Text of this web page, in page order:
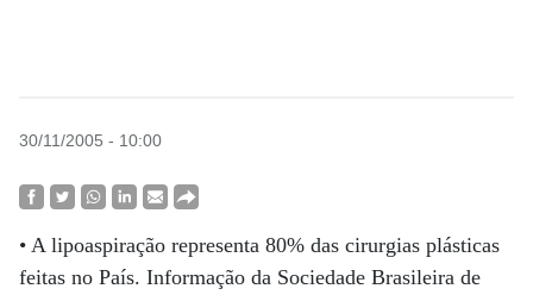
30/11/2005 - 10:00
• A lipoaspiração representa 80% das cirurgias plásticas
feitas no País. Informação da Sociedade Brasileira de